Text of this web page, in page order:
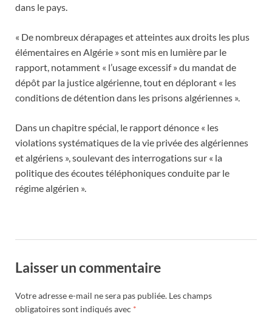
dans le pays.
« De nombreux dérapages et atteintes aux droits les plus
élémentaires en Algérie » sont mis en lumière par le
rapport, notamment « l’usage excessif » du mandat de
dépôt par la justice algérienne, tout en déplorant « les
conditions de détention dans les prisons algériennes ».
Dans un chapitre spécial, le rapport dénonce « les
violations systématiques de la vie privée des algériennes
et algériens », soulevant des interrogations sur « la
politique des écoutes téléphoniques conduite par le
régime algérien ».
Laisser un commentaire
Votre adresse e-mail ne sera pas publiée. Les champs
obligatoires sont indiqués avec *